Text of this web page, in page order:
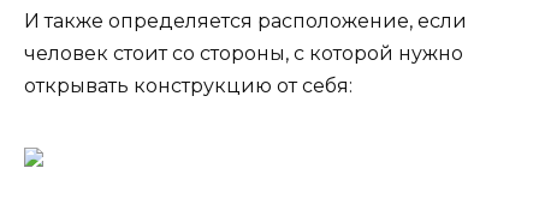
И также определяется расположение, если
человек стоит со стороны, с которой нужно
открывать конструкцию от себя: